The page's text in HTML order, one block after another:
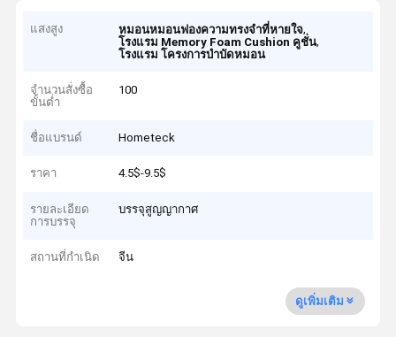
แสงสูง หมอนหมอนฟองความทรงจําที่หายใจ,
โรงแรม Memory Foam Cushion คูชั่น,
โรงแรม โครงการบําบัดหมอน
จำนวนสั่งซื้อ
ขั้นต่ำ
100
ชื่อแบรนด์ Hometeck
ราคา 4.5$-9.5$
รายละเอียด
การบรรจุ
บรรจุสูญญากาศ
สถานที่กำเนิด จีน
ดูเพิ่มเติม